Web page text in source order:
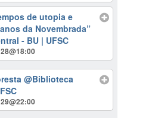
de utopia e
da Novembrada”
- BU | UFSC
@Biblioteca